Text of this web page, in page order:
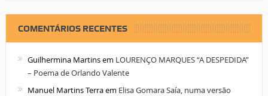
COMENTÁRIOS RECENTES
Guilhermina Martinsem LOURENÇO MARQUES “A DESPEDIDA”
– Poema de Orlando Valente
Manuel Martins Terraem Elisa Gomara Saía, numa versão